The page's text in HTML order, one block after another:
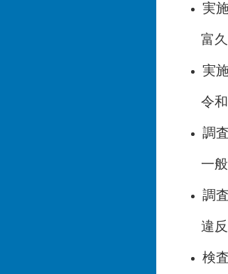
実
富久
実
令和7
調
一般
調
違反
検